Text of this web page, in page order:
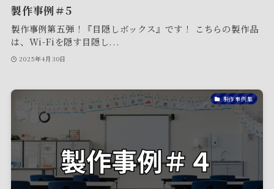
製作事例＃5
製作事例第五弾！『目隠しボックス』です！ こちらの製作品
は、Wi-Fiを隠す目隠し...
2025年4月30日
製作事例集